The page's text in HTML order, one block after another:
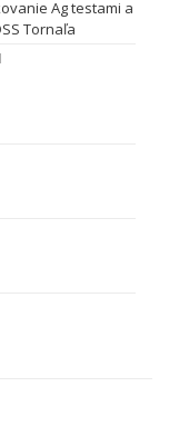
Ag testami a
Tornaľa